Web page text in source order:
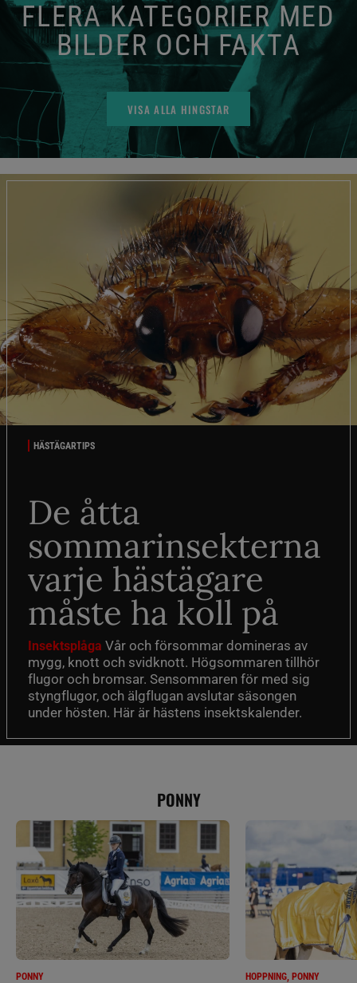
FLERA KATEGORIER MED
BILDER OCH FAKTA
VISA ALLA HINGSTAR
HÄSTÄGARTIPS
De åtta
sommarinsekterna
varje hästägare
måste ha koll på
Insektsplåga Vår och försommar domineras av
mygg, knott och svidknott. Högsommaren tillhör
flugor och bromsar. Sensommaren för med sig
styngflugor, och älgflugan avslutar säsongen
under hösten. Här är hästens insektskalender.
PONNY
PONNY HOPPNING, PONNY